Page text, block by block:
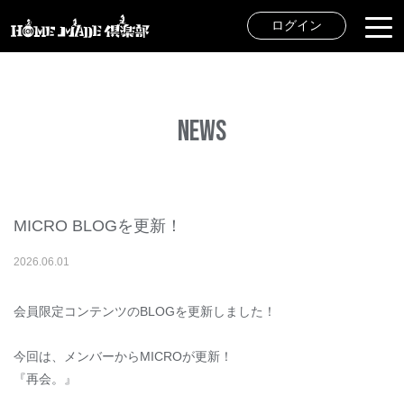
ログイン
NEWS
MICRO BLOGを更新！
2026.06.01
会員限定コンテンツのBLOGを更新しました！
今回は、メンバーからMICROが更新！
『再会。』